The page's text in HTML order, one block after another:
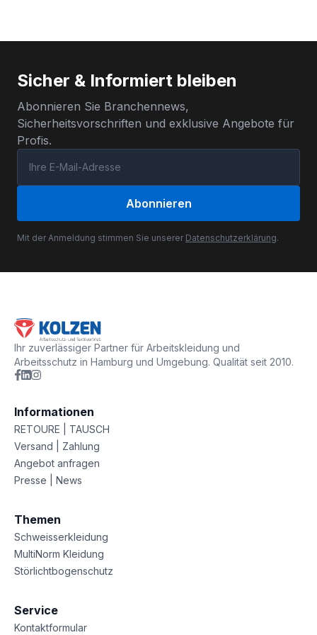
Sicher & Informiert bleiben
Abonnieren Sie Branchennews,
Sicherheitsvorschriften und exklusive Angebote für
Profis.
Abonnieren
Mit der Anmeldung stimmen Sie unserer Datenschutzerklärung.
Ihr zuverlässiger Partner für Arbeitskleidung und
Arbeitsschutz in Hamburg und Umgebung. Qualität seit 2010.
Informationen
RETOURE | TAUSCH
Versand | Zahlung
Angebot anfragen
Presse | News
Themen
Schweisserkleidung
MultiNorm Kleidung
Störlichtbogenschutz
Service
Kontaktformular